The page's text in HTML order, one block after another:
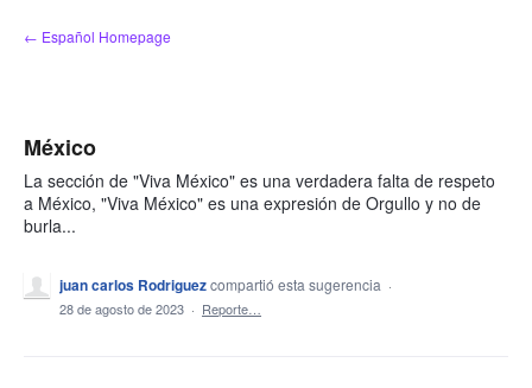
saltar
al
← Español Homepage
México
La sección de "Viva México" es una verdadera falta de respeto
a México, "Viva México" es una expresión de Orgullo y no de
burla...
juan carlos Rodriguezcompartió esta sugerencia ·
28 de agosto de 2023 · Reporte…